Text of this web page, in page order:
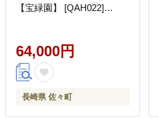
【宝緑園】 [QAH022]
64,000円
長崎県 佐々町